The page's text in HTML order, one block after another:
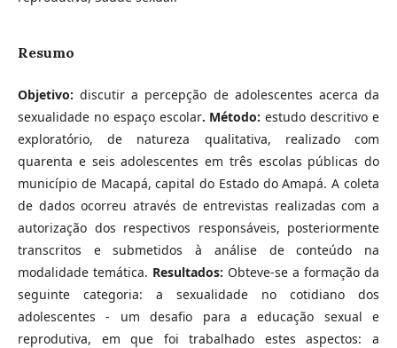
Resumo
Objetivo: discutir a percepção de adolescentes acerca da
sexualidade no espaço escolar. Método: estudo descritivo e
exploratório, de natureza qualitativa, realizado com
quarenta e seis adolescentes em três escolas públicas do
município de Macapá, capital do Estado do Amapá. A coleta
de dados ocorreu através de entrevistas realizadas com a
autorização dos respectivos responsáveis, posteriormente
transcritos e submetidos à análise de conteúdo na
modalidade temática. Resultados: Obteve-se a formação da
seguinte categoria: a sexualidade no cotidiano dos
adolescentes - um desafio para a educação sexual e
reprodutiva, em que foi trabalhado estes aspectos: a